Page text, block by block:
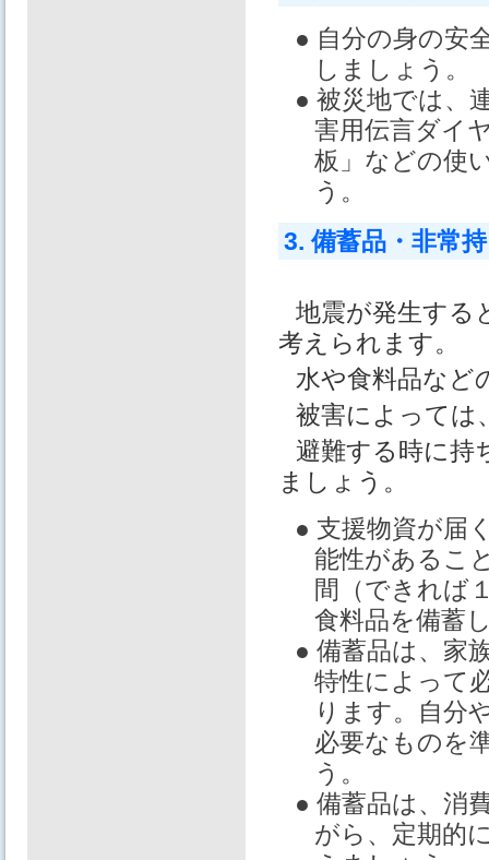
● 自分の身の安
しましょう。
● 被災地では、
害用伝言ダイ
板」などの使
う。
3. 備蓄品・非常
地震が発生する
考えられます。
水や食料品など
被害によっては
避難する時に持
ましょう。
● 支援物資が届
能性があるこ
間（できれば
食料品を備蓄
● 備蓄品は、家
特性によって
ります。自分
必要なものを
う。
● 備蓄品は、消
がら、定期的